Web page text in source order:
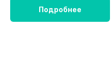
Подробнее